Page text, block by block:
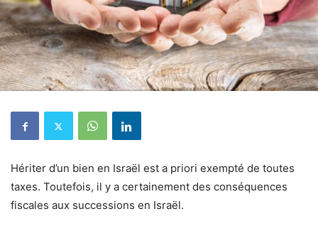
Hériter d’un bien en Israël est a priori exempté de toutes
taxes. Toutefois, il y a certainement des conséquences
fiscales aux successions en Israël.